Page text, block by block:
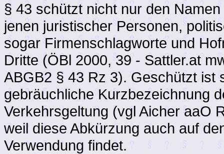
§ 43 schützt nicht nur den
jenen juristischer Personen,
sogar Firmenschlagworte und
Dritte (ÖBl 2000, 39 - Sattler.at
ABGB2 § 43 Rz 3). Geschützt ist
gebräuchliche Kurzbezeichnung
Verkehrsgeltung (vgl Aicher aaO
weil diese Abkürzung auch auf
Verwendung findet.